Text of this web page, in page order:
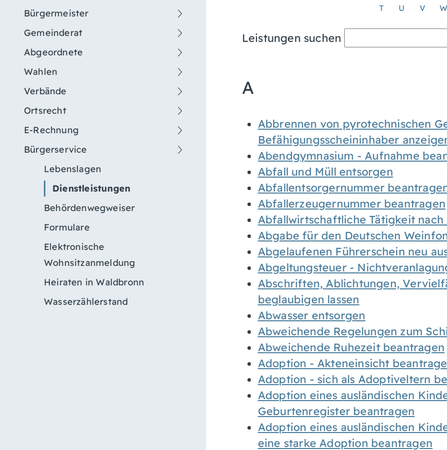
Bürgermeister
Gemeinderat
Abgeordnete
Wahlen
Verbände
Ortsrecht
E-Rechnung
Bürgerservice
Lebenslagen
Dienstleistungen
Behördenwegweiser
Formulare
Elektronische
Wohnsitzanmeldung
Heiraten in Waldbronn
Wasserzählerstand
T U V W
Leistungen suchen
A
Abbrennen von pyrotechnischen
Befähigungsscheininhaber
Abendgymnasium - Aufnahme
Abfall und Müll entsorgen
Abfallentsorgernummer
Abfallerzeugernummer beantragen
Abfallwirtschaftliche Tätigkeit
Abgabe für den Deutschen
Abgelaufenen Führerschein neu
Abgeltungsteuer -
Abschriften, Ablichtungen,
beglaubigen lassen
Abwasser entsorgen
Abweichende Regelungen zum
Abweichende Ruhezeit beantragen
Adoption - Akteneinsicht
Adoption - sich als Adoptiveltern
Adoption eines ausländischen
Geburtenregister beantragen
Adoption eines ausländischen
eine starke Adoption beantragen